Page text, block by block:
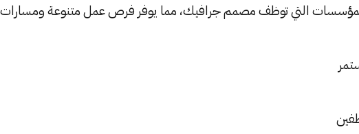
التي توظف مصمم جرافيك، مما يوفر فرص عمل متنوعة ومسارات